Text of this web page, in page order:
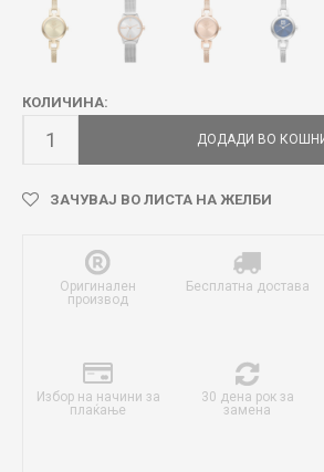
КОЛИЧИНА:
ДОДАДИ ВО
ЗАЧУВАЈ ВО ЛИСТА НА ЖЕЛБИ
Оригинален
производ
Бесплатна достава
Избор на начини за
плаќање
30 дена рок за
замена